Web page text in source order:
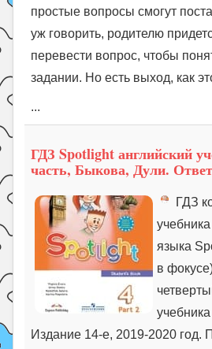
простые вопросы смогут
уж говорить, родителю
перевести вопрос, чтобы
задании. Но есть выход, как
...
ГДЗ Spotlight английский
часть, Быкова, Дули.
ГДЗ
языка
в
Издание 14-е, 2019-2020 год.